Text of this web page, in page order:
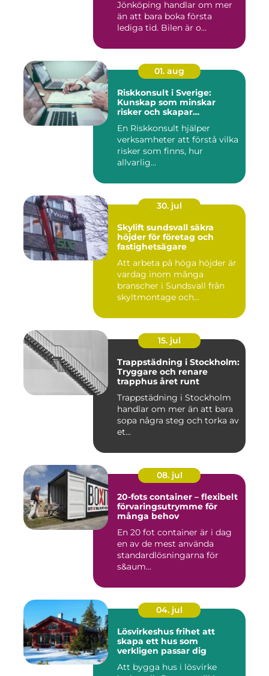
Jönköping handlar om mer
än att bara boka första
lediga tid. Bilen är o...
01. aug
Riskkonsult i Sverige:
Kunskap som minskar
risker och skapar
En Riskkonsult hjälper
verksamheter att förstå vilka
risker som finns, hur
allvarlig...
30. jul
Skylift sundsvall säkra
höjder för företag och
fastighetsägare
Att arbeta på höga höjder är
vardag inom många
branscher i Sundsvall från
skyltmontage och
15. jul
Trappstädning i Stockholm:
Tryggare och renare
trapphus året runt
Trappstädning i Stockholm
handlar om mer än att bara
sopa några steg och torka av
et...
08. jul
20-fots container – flexibelt
förvaringsutrymme för
många behov
En 20 fot container är i dag
en av de mest använda
standardlösningarna för
s&aum...
04. jul
Lösvirkeshus frihet att
skapa ett hus som
verkligen passar dig
Att bygga hus i lösvirke